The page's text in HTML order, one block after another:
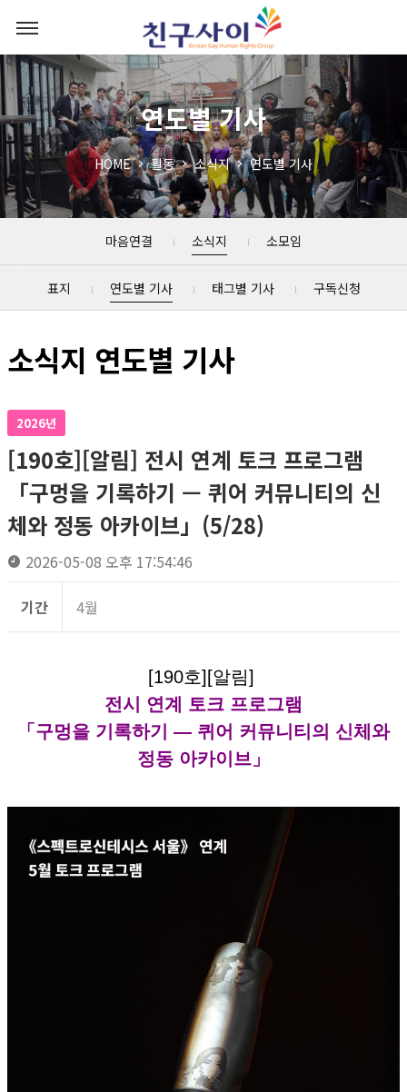
연도별 기사
HOME 활동 소식지 연도별 기사
마음연결 소식지 소모임
표지 연도별 기사 태그별 기사 구독신청
소식지 연도별 기사
2026년
[190호][알림] 전시 연계 토크 프로그램
「구멍을 기록하기 — 퀴어 커뮤니티의 신
체와 정동 아카이브」(5/28)
2026-05-08 오후 17:54:46
기간 4월
[190호][알림]
전시 연계 토크 프로그램
「구멍을 기록하기 — 퀴어 커뮤니티의 신체와
정동 아카이브」